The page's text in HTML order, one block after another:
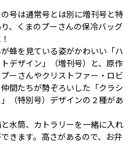
号は通常号とは別に増刊号と特
、くまのプーさんの保冷バッグ
蜂を見ている姿がかわいい「ハ
デザイン」（増刊号）と、原作
ーさんやクリストファー・ロビ
間たちが勢ぞろいした「クラシ
（特別号）デザインの２種があ
水筒、カトラリーを一緒に入れ
きます。高さがあるので、お弁